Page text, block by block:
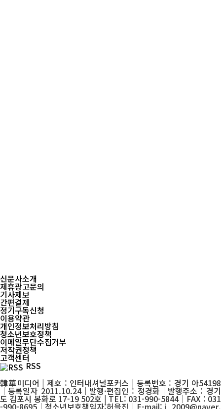
신문사소개
제휴광고문의
기사제보
간편결제
정기구독신청
이용약관
개인정보처리방침
청소년보호정책
이메일무단수집거부
저작권정책
고객센터
RSS
韓華미디어 | 제호 : 인터내셔널포커스 | 등록번호 : 경기 아54198
│등록일자 2011.10.24│발행·편집인 : 정경화│발행주소 : 경기
도 김포시 봉화로 17-19 502호 | TEL: 031-990-5844│FAX : 031
-990-8695│청소년보호책임자:허을진│E-mail: j_2009@naver.